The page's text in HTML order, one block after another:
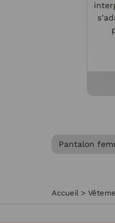
Pantalon
Accueil >